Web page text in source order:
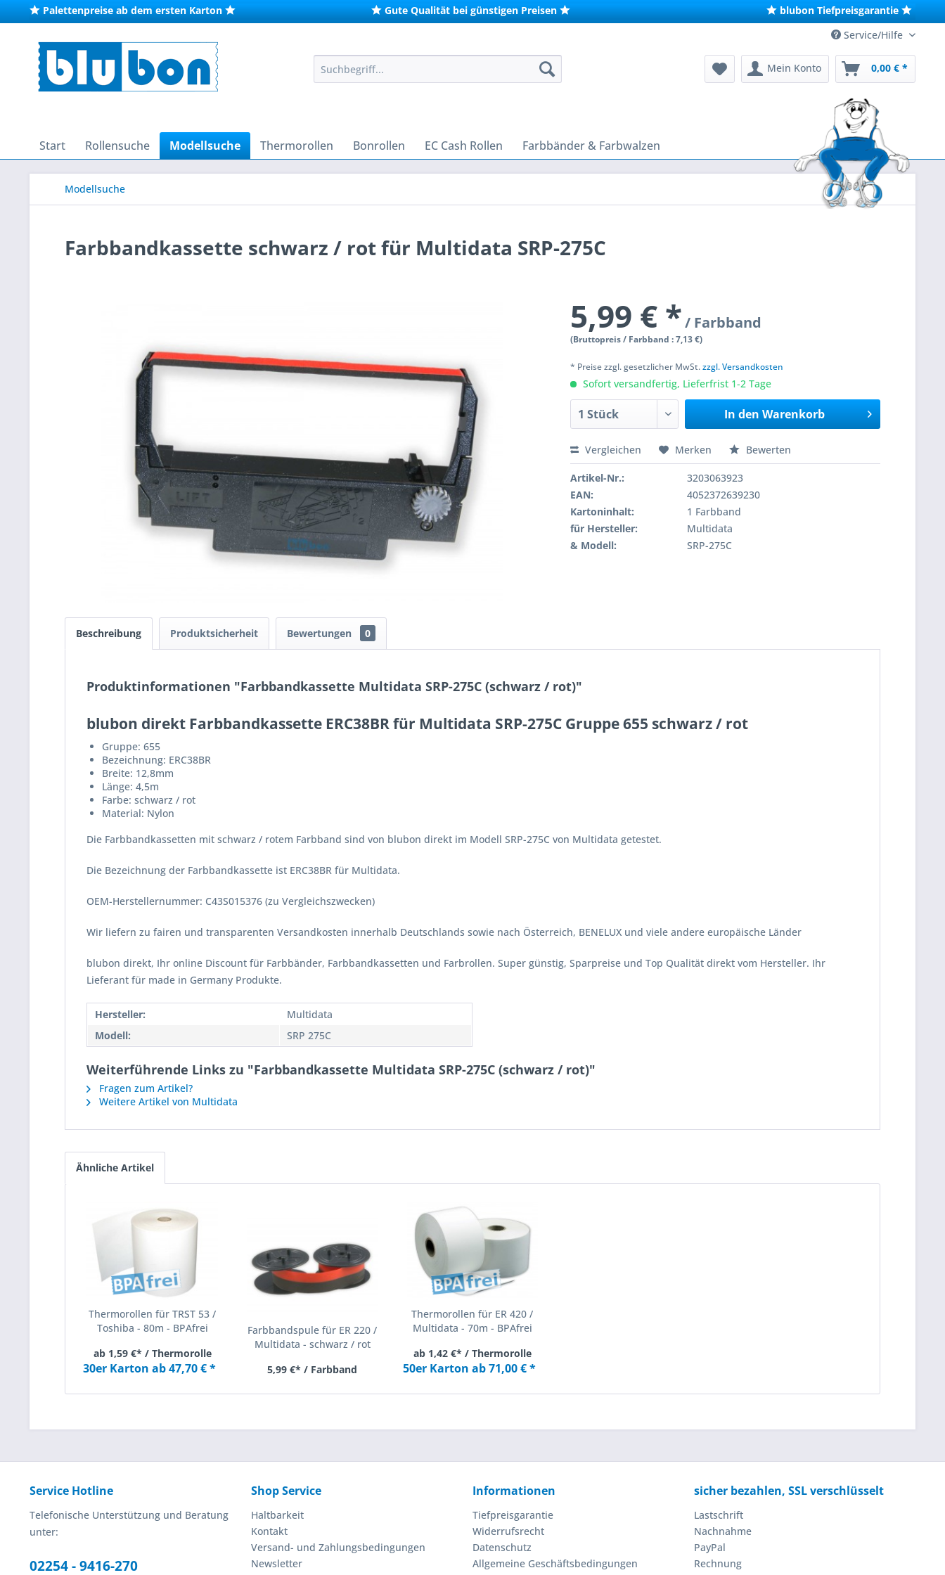
Palettenpreise ab dem ersten Karton Gute Qualität bei günstigen Preisen
blubon Tiefpreisgarantie
Service/Hilfe
Mein Konto 0,00 € *
Start Rollensuche Modellsuche Thermorollen Bonrollen EC Cash Rollen Farbbänder & Farbwalzen
Modellsuche
Farbbandkassette schwarz / rot für Multidata SRP-275C
5,99 € */ Farbband
(Bruttopreis / Farbband : 7,13 €)
* Preise zzgl. gesetzlicher MwSt.zzgl. Versandkosten
Sofort versandfertig, Lieferfrist 1-2 Tage
In den Warenkorb
Vergleichen Merken Bewerten
Artikel-Nr.:
3203063923
EAN:
4052372639230
Kartoninhalt:
1 Farbband
für Hersteller:
Multidata
& Modell:
SRP-275C
Beschreibung Produktsicherheit Bewertungen 0
Produktinformationen "Farbbandkassette Multidata SRP-275C (schwarz / rot)"
blubon direkt Farbbandkassette ERC38BR für Multidata SRP-275C Gruppe 655 schwarz / rot
Gruppe: 655
Bezeichnung: ERC38BR
Breite: 12,8mm
Länge: 4,5m
Farbe: schwarz / rot
Material: Nylon
Die Farbbandkassetten mit schwarz / rotem Farbband sind von blubon direkt im Modell SRP-275C von Multidata getestet.
Die Bezeichnung der Farbbandkassette ist ERC38BR für Multidata.
OEM-Herstellernummer: C43S015376 (zu Vergleichszwecken)
Wir liefern zu fairen und transparenten Versandkosten innerhalb Deutschlands sowie nach Österreich, BENELUX und viele andere europäische Länder
blubon direkt, Ihr online Discount für Farbbänder, Farbbandkassetten und Farbrollen. Super günstig, Sparpreise und Top Qualität direkt vom Hersteller. Ihr
Lieferant für made in Germany Produkte.
Hersteller:
Multidata
Modell:
SRP 275C
Weiterführende Links zu "Farbbandkassette Multidata SRP-275C (schwarz / rot)"
Fragen zum Artikel?
Weitere Artikel von Multidata
Ähnliche Artikel
Thermorollen für TRST 53 /
Toshiba - 80m - BPAfrei
ab 1,59 €* / Thermorolle
30er Karton ab 47,70 € *
Farbbandspule für ER 220 /
Multidata - schwarz / rot
5,99 €* / Farbband
Thermorollen für ER 420 /
Multidata - 70m - BPAfrei
ab 1,42 €* / Thermorolle
50er Karton ab 71,00 € *
Service Hotline
Telefonische Unterstützung und Beratung
unter:
02254 - 9416-270
Shop Service
Haltbarkeit
Kontakt
Versand- und Zahlungsbedingungen
Newsletter
Informationen
Tiefpreisgarantie
Widerrufsrecht
Datenschutz
Allgemeine Geschäftsbedingungen
sicher bezahlen, SSL verschlüsselt
Lastschrift
Nachnahme
PayPal
Rechnung